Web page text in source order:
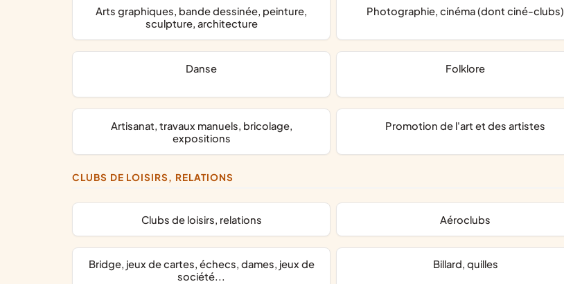
arts graphiques, bande dessinée, peinture,
sculpture, architecture
photographie, cinéma (dont ciné-clubs)
danse folklore
artisanat, travaux manuels, bricolage,
expositions
promotion de l'art et des artistes
CLUBS DE LOISIRS, RELATIONS
clubs de loisirs, relations aéroclubs
bridge, jeux de cartes, échecs, dames, jeux de
société...
billard, quilles